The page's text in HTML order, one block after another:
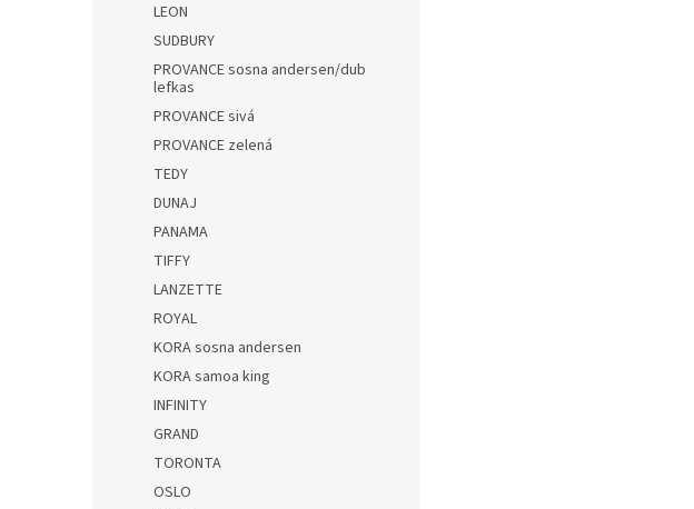
LEON
SUDBURY
PROVANCE sosna andersen/dub
lefkas
PROVANCE sivá
PROVANCE zelená
TEDY
DUNAJ
PANAMA
TIFFY
LANZETTE
ROYAL
KORA sosna andersen
KORA samoa king
INFINITY
GRAND
TORONTA
OSLO